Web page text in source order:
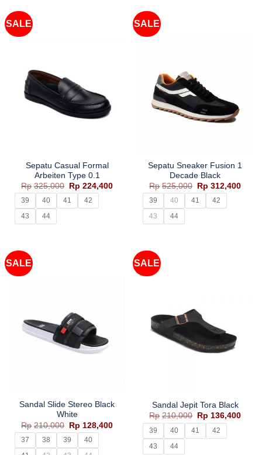
SALE
Sepatu Casual Formal
Arbeiten Type 0.1
Rp 325,000
Harga
aslinya
adalah:
Rp325,000.
Rp 224,400Harga
Rp224,400.
39 40 41
42
43
44
SALE
Sepatu Sneaker Fusion 1
Decade Black
Rp 525,000
Harga
aslinya
adalah:
Rp525,000.
Rp 312,400
39 40 41
42
43
44
SALE
Sandal Slide Stereo Black
White
Rp 210,000
Harga
aslinya
adalah:
Rp210,000.
Rp 128,400Harga
37 38 39
40
SALE
Sandal Jepit Tora Black
Rp 210,000
Harga
aslinya
adalah:
Rp210,000.
Rp 136,400
39 40 41
42
43
44